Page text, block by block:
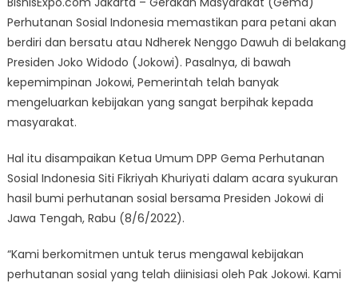
Perhutanan
Sosial:
Petani
Berdiri
dan
Bersatu
Presiden
Perhutanan Sosial Indonesia memastikan para petani akan
berdiri dan bersatu atau Ndherek Nenggo Dawuh di belakang
Presiden Joko Widodo (Jokowi). Pasalnya, di bawah
kepemimpinan Jokowi, Pemerintah telah banyak
mengeluarkan kebijakan yang sangat berpihak kepada
masyarakat.
Hal itu disampaikan Ketua Umum DPP Gema Perhutanan
Sosial Indonesia Siti Fikriyah Khuriyati dalam acara syukuran
hasil bumi perhutanan sosial bersama Presiden Jokowi di
Jawa Tengah, Rabu (8/6/2022).
“Kami berkomitmen untuk terus mengawal kebijakan
perhutanan sosial yang telah diinisiasi oleh Pak Jokowi. Kami